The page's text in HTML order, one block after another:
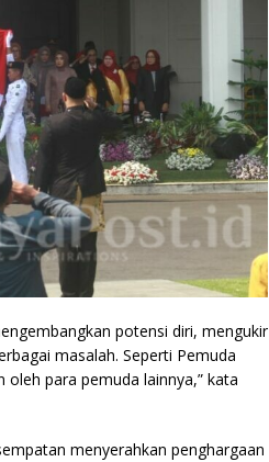
potensi diri, mengukir
masalah. Seperti Pemuda
para pemuda lainnya,” kata
menyerahkan penghargaan